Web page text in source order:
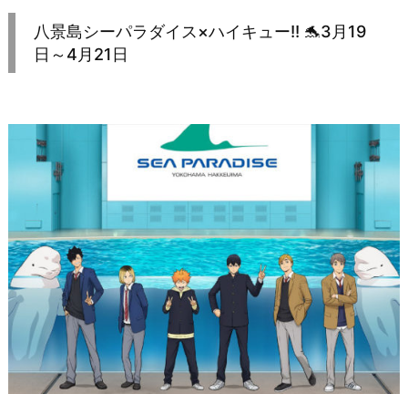
八景島シーパラダイス×ハイキュー!! 🐬3月19
日～4月21日